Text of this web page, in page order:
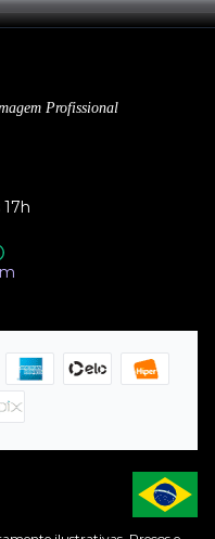
Profissional